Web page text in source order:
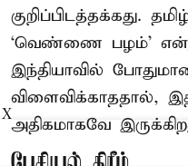
குறிப்பிடத்தக்கது.
‘வெண்ணை பழம்’
இந்தியாவில்
விளைவிக்காததால்,
அதிகமாகவே
X